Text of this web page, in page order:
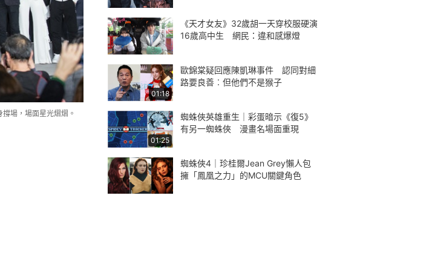
場，場面星光熠熠。
《天才女友》32歲胡一天穿校服硬演
16歲高中生 網民：違和感爆燈
01:18
歐錦棠疑回應陳凱琳事件 認同對細
路要良善︰但他們不是猴子
01:25
蜘蛛俠英雄重生｜彩蛋暗示《復5》
有另一蜘蛛俠 漫畫名場面重現
蜘蛛俠4｜珍桂爾Jean Grey懶人包
擁「鳳凰之力」的MCU關鍵角色